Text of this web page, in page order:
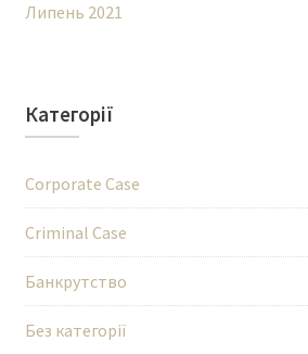
Липень 2021
Категорії
Corporate Case
Criminal Case
Банкрутство
Без категорії